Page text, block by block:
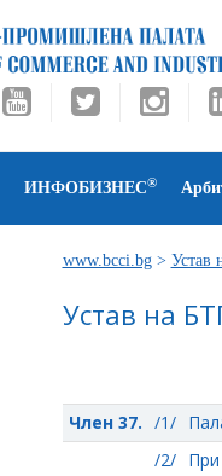
ИНФОБИЗНЕС®
www.bcci.bg> Устав
Устав на
Член 37. /1/
/2/